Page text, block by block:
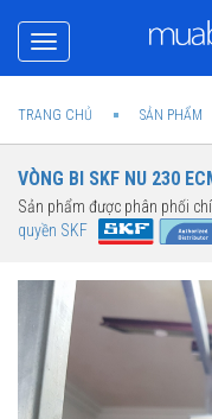
Toggle
navigation
TRANG CHỦ SẢN PHẨM
VÒNG BI SKF NU 230
Sản phẩm được phân phối
quyền SKF